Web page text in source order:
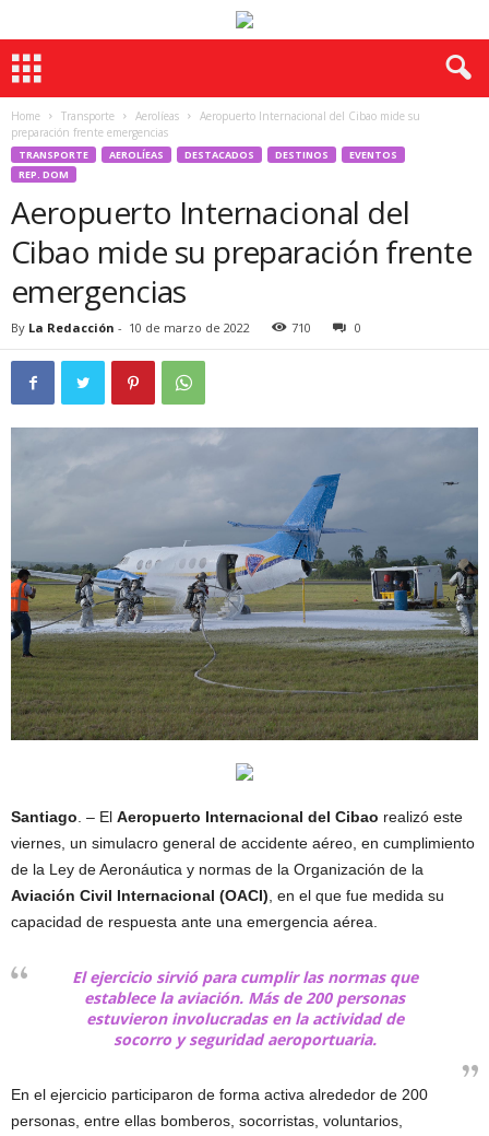
Home Transporte Aerolíeas
Aeropuerto Internacional del Cibao mide su
preparación frente emergencias
TRANSPORTE AEROLÍEAS DESTACADOS DESTINOS
EVENTOS
REP. DOM
Aeropuerto Internacional del
Cibao mide su preparación frente
emergencias
By La Redacción - 10 de marzo de 2022 710 0
Santiago . – El Aeropuerto Internacional del Cibao realizó este
viernes, un simulacro general de accidente aéreo, en cumplimiento
de la Ley de Aeronáutica y normas de la Organización de la
Aviación Civil Internacional (OACI) , en el que fue medida su
capacidad de respuesta ante una emergencia aérea.
El ejercicio sirvió para cumplir las normas que
establece la aviación. Más de 200 personas
estuvieron involucradas en la actividad de
socorro y seguridad aeroportuaria.
En el ejercicio participaron de forma activa alrededor de 200
personas, entre ellas bomberos, socorristas, voluntarios,